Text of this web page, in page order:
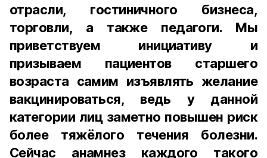
отрасли, гостиничного бизнеса,
торговли, а также педагоги. Мы
приветствуем инициативу и
призываем пациентов старшего
возраста самим изъявлять желание
вакцинироваться, ведь у данной
категории лиц заметно повышен риск
более тяжёлого течения болезни.
Сейчас анамнез каждого такого